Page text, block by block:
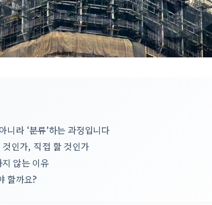
니라 ‘분류’하는 과정입니다
인가, 직접 할 것인가
않는 이유
할까요?